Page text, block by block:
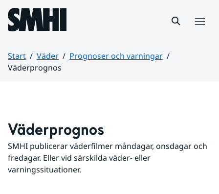
Hoppa till sidans innehåll
Start Väder
Prognoser och varningar
Väderprognos
Väderprognos
SMHI publicerar väderfilmer måndagar, onsdagar och
fredagar. Eller vid särskilda väder- eller
varningssituationer.